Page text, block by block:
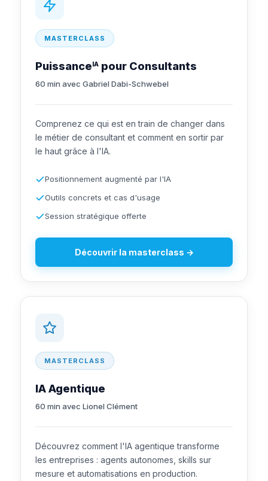
MASTERCLASS
Puissance IA pour Consultants
60 min avec Gabriel Dabi-Schwebel
Comprenez ce qui est en train de changer dans
le métier de consultant et comment en sortir par
le haut grâce à l'IA.
Positionnement augmenté par l'IA
Outils concrets et cas d'usage
Session stratégique offerte
Découvrir la masterclass →
MASTERCLASS
IA Agentique
60 min avec Lionel Clément
Découvrez comment l'IA agentique transforme
les entreprises : agents autonomes, skills sur
mesure et automatisations en production.